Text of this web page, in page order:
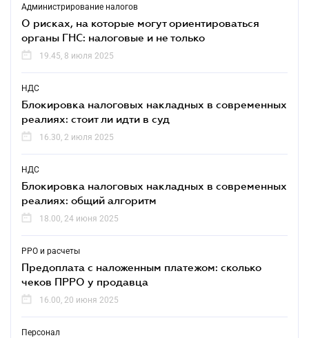
Администрирование налогов
О рисках, на которые могут ориентироваться
органы ГНС: налоговые и не только
19.45, 8 июля 2025
НДС
Блокировка налоговых накладных в современных
реалиях: стоит ли идти в суд
16.30, 2 июля 2025
НДС
Блокировка налоговых накладных в современных
реалиях: общий алгоритм
18.00, 24 июня 2025
РРО и расчеты
Предоплата с наложенным платежом: сколько
чеков ПРРО у продавца
16.00, 20 июня 2025
Персонал